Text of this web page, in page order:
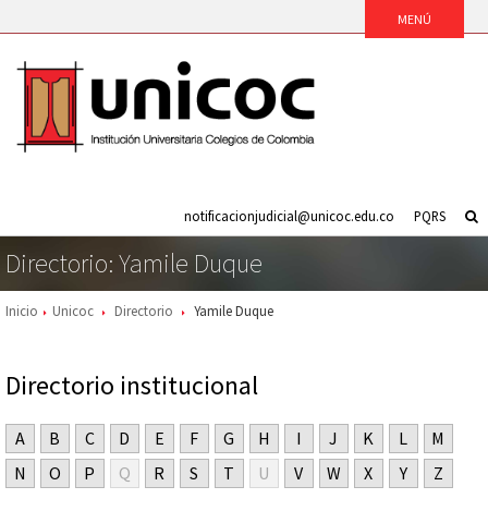
PQRS
notificacionjudicial@unicoc.edu.co
Directorio: Yamile Duque
Inicio Unicoc Directorio Yamile Duque
Directorio institucional
A B C D E F G H I J K L
M
N
O P Q R S T U V W X Y Z